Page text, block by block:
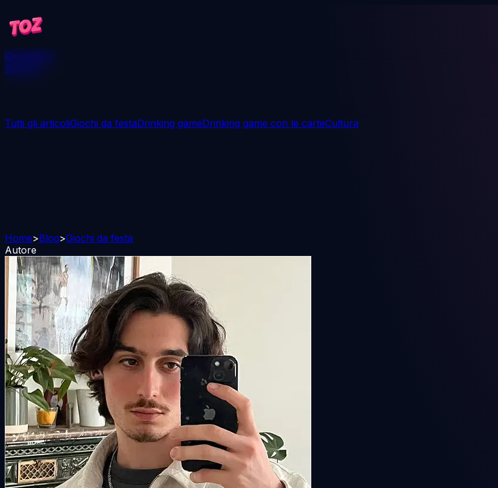
GiochiBlog
Scarica
Tutti gli articoliGiochi da festaDrinking gameDrinking game con le carteCultura
Home>Blog>Giochi da festa
Autore